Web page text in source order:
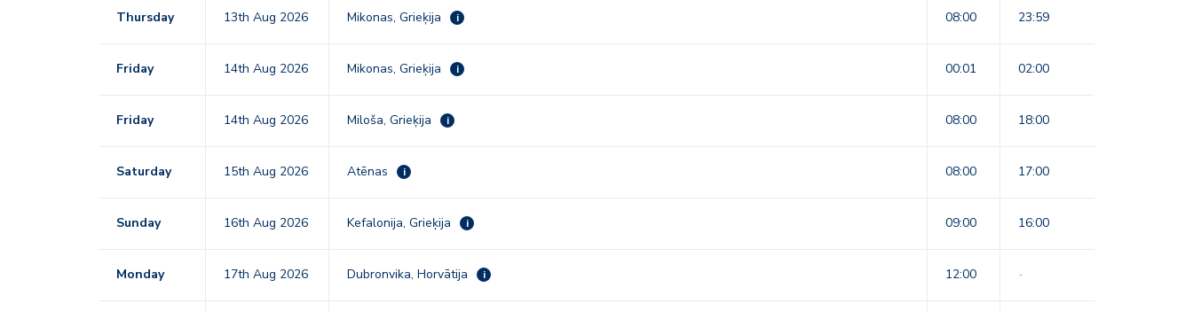
Thursday 13th Aug 2026 Mikonas, Grieķija i 08:00 23:59
Friday 14th Aug 2026 Mikonas, Grieķija i 00:01 02:00
Friday 14th Aug 2026 Miloša, Grieķija i 08:00 18:00
Saturday 15th Aug 2026 Atēnas i 08:00 17:00
Sunday 16th Aug 2026 Kefalonija, Grieķija i 09:00 16:00
Monday 17th Aug 2026 Dubronvika, Horvātija i 12:00 -